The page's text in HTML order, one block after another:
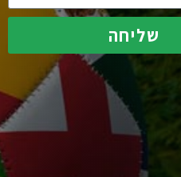
שליחה